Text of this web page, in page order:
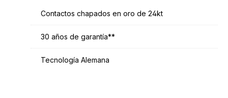
Contactos chapados en oro de 24kt
30 años de garantía**
Tecnología Alemana